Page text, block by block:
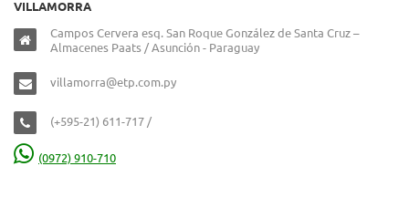
VILLAMORRA
Campos Cervera esq. San Roque González de Santa Cruz –
Almacenes Paats / Asunción - Paraguay
villamorra@etp.com.py
(+595-21) 611-717 /
(0972) 910-710